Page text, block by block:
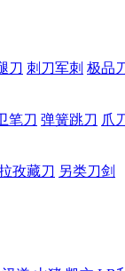
刀 刺刀军刺 极品
笔刀 弹簧跳刀 爪
孜藏刀 另类刀剑